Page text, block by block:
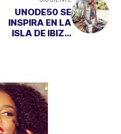
UNODE50 SE
INSPIRA EN LA
ISLA DE IBIZA